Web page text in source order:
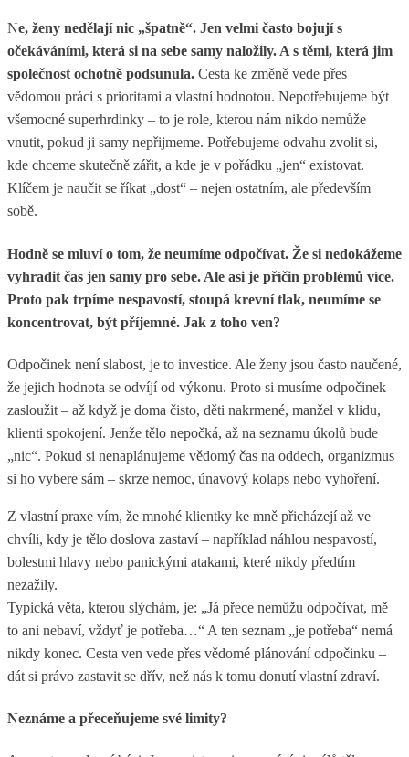
Ne, ženy nedělají nic „špatně“. Jen velmi často bojují s
očekáváními, která si na sebe samy naložily. A s těmi, která jim
společnost ochotně podsunula. Cesta ke změně vede přes
vědomou práci s prioritami a vlastní hodnotou. Nepotřebujeme být
všemocné superhrdinky – to je role, kterou nám nikdo nemůže
vnutit, pokud ji samy nepřijmeme. Potřebujeme odvahu zvolit si,
kde chceme skutečně zářit, a kde je v pořádku „jen“ existovat.
Klíčem je naučit se říkat „dost“ – nejen ostatním, ale především
sobě.
Hodně se mluví o tom, že neumíme odpočívat. Že si nedokážeme
vyhradit čas jen samy pro sebe. Ale asi je příčin problémů více.
Proto pak trpíme nespavostí, stoupá krevní tlak, neumíme se
koncentrovat, být příjemné. Jak z toho ven?
Odpočinek není slabost, je to investice. Ale ženy jsou často naučené,
že jejich hodnota se odvíjí od výkonu. Proto si musíme odpočinek
zasloužit – až když je doma čisto, děti nakrmené, manžel v klidu,
klienti spokojení. Jenže tělo nepočká, až na seznamu úkolů bude
„nic“. Pokud si nenaplánujeme vědomý čas na oddech, organizmus
si ho vybere sám – skrze nemoc, únavový kolaps nebo vyhoření.
Z vlastní praxe vím, že mnohé klientky ke mně přicházejí až ve
chvíli, kdy je tělo doslova zastaví – například náhlou nespavostí,
bolestmi hlavy nebo panickými atakami, které nikdy předtím
nezažily.
Typická věta, kterou slýchám, je: „Já přece nemůžu odpočívat, mě
to ani nebaví, vždyť je potřeba…“ A ten seznam „je potřeba“ nemá
nikdy konec. Cesta ven vede přes vědomé plánování odpočinku –
dát si právo zastavit se dřív, než nás k tomu donutí vlastní zdraví.
Neznáme a přeceňujeme své limity?